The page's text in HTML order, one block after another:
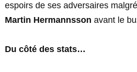
espoirs de ses adversaires
Martin Hermannsson avant le
Du côté des stats…